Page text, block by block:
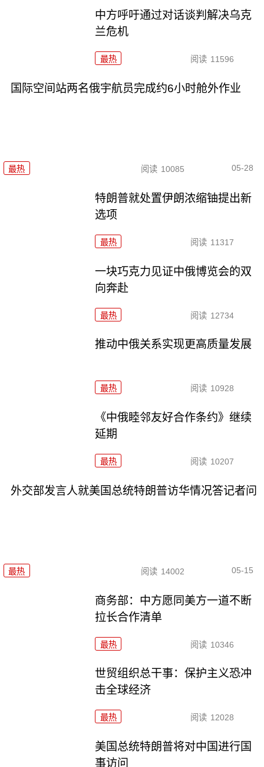
中方呼吁通过对话谈判解决乌克
兰危机
最热 阅读 11596
国际空间站两名俄宇航员完成约6小时舱外作业
最热 阅读 10085 05-28
特朗普就处置伊朗浓缩铀提出新
选项
最热 阅读 11317
一块巧克力见证中俄博览会的双
向奔赴
最热 阅读 12734
推动中俄关系实现更高质量发展
最热 阅读 10928
《中俄睦邻友好合作条约》继续
延期
最热 阅读 10207
外交部发言人就美国总统特朗普访华情况答记者问
最热 阅读 14002 05-15
商务部：中方愿同美方一道不断
拉长合作清单
最热 阅读 10346
世贸组织总干事：保护主义恐冲
击全球经济
最热 阅读 12028
美国总统特朗普将对中国进行国
事访问